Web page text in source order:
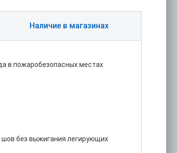
Наличие в магазинах
в пожаробезопасных местах
без выжигания легирующих